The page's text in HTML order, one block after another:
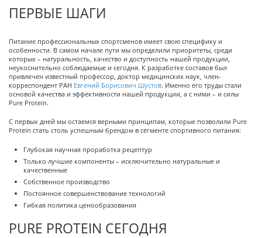
ПЕРВЫЕ ШАГИ
Питание профессиональных спортсменов имеет свою специфику и
особенности. В самом начале пути мы определили приоритеты, среди
которых – натуральность, качество и доступность нашей продукции,
неукоснительно соблюдаемые и сегодня. К разработке составов был
привлечен известный профессор, доктор медицинских наук, член-
корреспондент РАН Евгений Борисович Шустов. Именно его труды стали
основой качества и эффективности нашей продукции, а с ними – и силы
Pure Protein.
С первых дней мы остаемся верными принципам, которые позволили Pure
Protein стать столь успешным брендом в сегменте спортивного питания:
Глубокая научная проработка рецептур
Только лучшие компоненты – исключительно натуральные и
качественные
Собственное производство
Постоянное совершенствование технологий
Гибкая политика ценообразования
PURE PROTEIN СЕГОДНЯ